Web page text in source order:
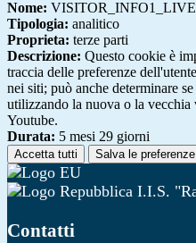
Nome: VISITOR_INFO1_LIVE
Tipologia: analitico
Proprieta: terze parti
Descrizione: Questo cookie è
traccia delle preferenze
nei siti; può anche determinare
utilizzando la nuova o la
Youtube.
Durata: 5 mesi 29 giorni
Accetta tutti Salva le preferenze
I.I.S.
Contatti